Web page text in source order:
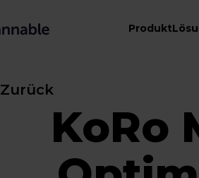
Produkt
Zurück
KoRo